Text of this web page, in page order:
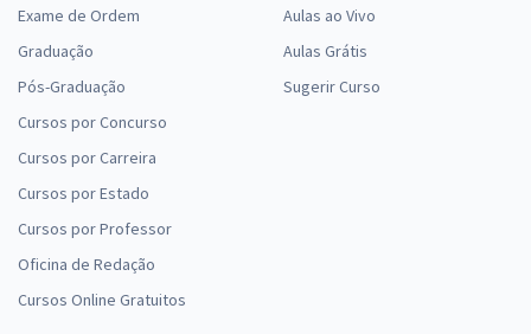
Exame de Ordem
Graduação
Pós-Graduação
Cursos por Concurso
Cursos por Carreira
Cursos por Estado
Cursos por Professor
Oficina de Redação
Cursos Online Gratuitos
Aulas ao Vivo
Aulas Grátis
Sugerir Curso